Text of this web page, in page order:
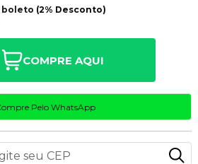
boleto (2% Desconto)
COMPRE AQUI
Pelo WhatsApp